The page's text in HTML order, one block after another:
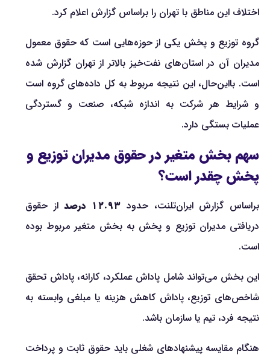
اختلاف این مناطق با تهران را براساس گزارش اعلام کرد.
گروه توزیع و پخش یکی از حوزه‌هایی است که حقوق معمول
مدیران آن در استان‌های نفت‌خیز بالاتر از تهران گزارش شده
است. بااین‌حال، این نتیجه مربوط به کل داده‌های گروه است
و شرایط هر شرکت به اندازه شبکه، صنعت و گستردگی
عملیات بستگی دارد.
سهم بخش متغیر در حقوق مدیران توزیع و
پخش چقدر است؟
براساس گزارش ایران‌تلنت، حدود ۱۲.۹۳ درصد
از حقوق
دریافتی مدیران توزیع و پخش به بخش متغیر مربوط بوده
است.
این بخش می‌تواند شامل پاداش عملکرد، کارانه، پاداش تحقق
شاخص‌های توزیع، پاداش کاهش هزینه یا مبلغی وابسته به
نتیجه فرد، تیم یا سازمان باشد.
هنگام مقایسه پیشنهادهای شغلی باید حقوق ثابت و پرداخت